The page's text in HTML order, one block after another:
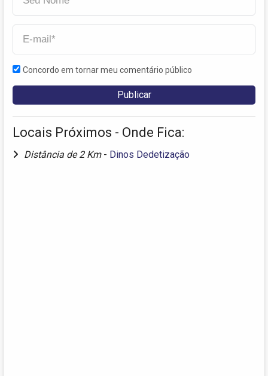
Concordo em tornar meu comentário público
Locais Próximos - Onde Fica:
Distância de 2 Km - Dinos Dedetização